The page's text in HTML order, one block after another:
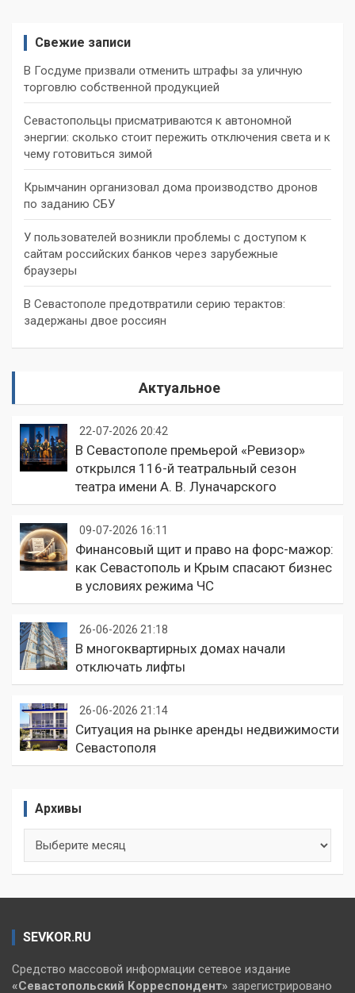
Свежие записи
В Госдуме призвали отменить штрафы за уличную
торговлю собственной продукцией
Севастопольцы присматриваются к автономной
энергии: сколько стоит пережить отключения света и к
чему готовиться зимой
Крымчанин организовал дома производство дронов
по заданию СБУ
У пользователей возникли проблемы с доступом к
сайтам российских банков через зарубежные
браузеры
В Севастополе предотвратили серию терактов:
задержаны двое россиян
Актуальное
22-07-2026 20:42
В Севастополе премьерой «Ревизор»
открылся 116-й театральный сезон
театра имени А. В. Луначарского
09-07-2026 16:11
Финансовый щит и право на форс-мажор:
как Севастополь и Крым спасают бизнес
в условиях режима ЧС
26-06-2026 21:18
В многоквартирных домах начали
отключать лифты
26-06-2026 21:14
Ситуация на рынке аренды недвижимости
Севастополя
Архивы
SEVKOR.RU
Средство массовой информации сетевое издание
«Севастопольский Корреспондент» зарегистрировано